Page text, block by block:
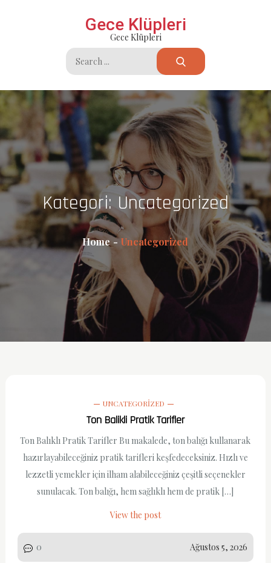
Gece Klüpleri
Gece Klüpleri
Search
for:
Kategori: Uncategorized
Home Uncategorized
UNCATEGORIZED
Ton Balikli Pratik Tarifler
Ton Balıklı Pratik Tarifler Bu makalede, ton balığı kullanarak
hazırlayabileceğiniz pratik tarifleri keşfedeceksiniz. Hızlı ve
lezzetli yemekler için ilham alabileceğiniz çeşitli seçenekler
sunulacak. Ton balığı, hem sağlıklı hem de pratik […]
View the post
0 Ağustos 5, 2026